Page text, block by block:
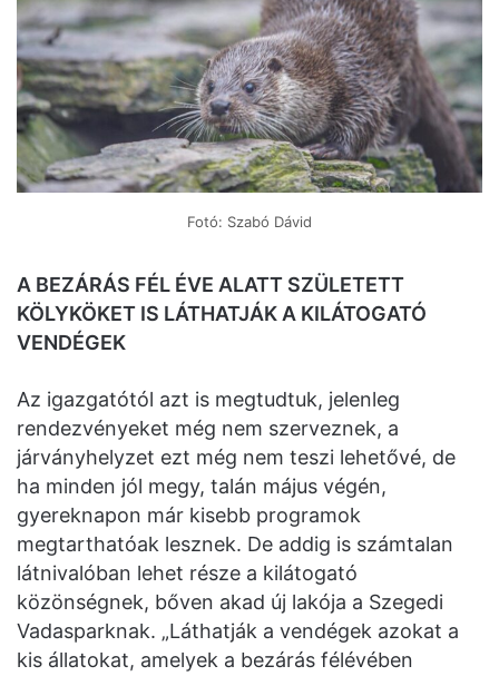
Fotó: Szabó Dávid
A BEZÁRÁS FÉL ÉVE ALATT SZÜLETETT
KÖLYKÖKET IS LÁTHATJÁK A KILÁTOGATÓ
VENDÉGEK
Az igazgatótól azt is megtudtuk, jelenleg
rendezvényeket még nem szerveznek, a
járványhelyzet ezt még nem teszi lehetővé, de
ha minden jól megy, talán május végén,
gyereknapon már kisebb programok
megtarthatóak lesznek. De addig is számtalan
látnivalóban lehet része a kilátogató
közönségnek, bőven akad új lakója a Szegedi
Vadasparknak. „Láthatják a vendégek azokat a
kis állatokat, amelyek a bezárás félévében